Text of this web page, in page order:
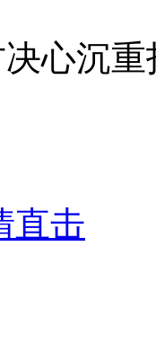
沉重
直击